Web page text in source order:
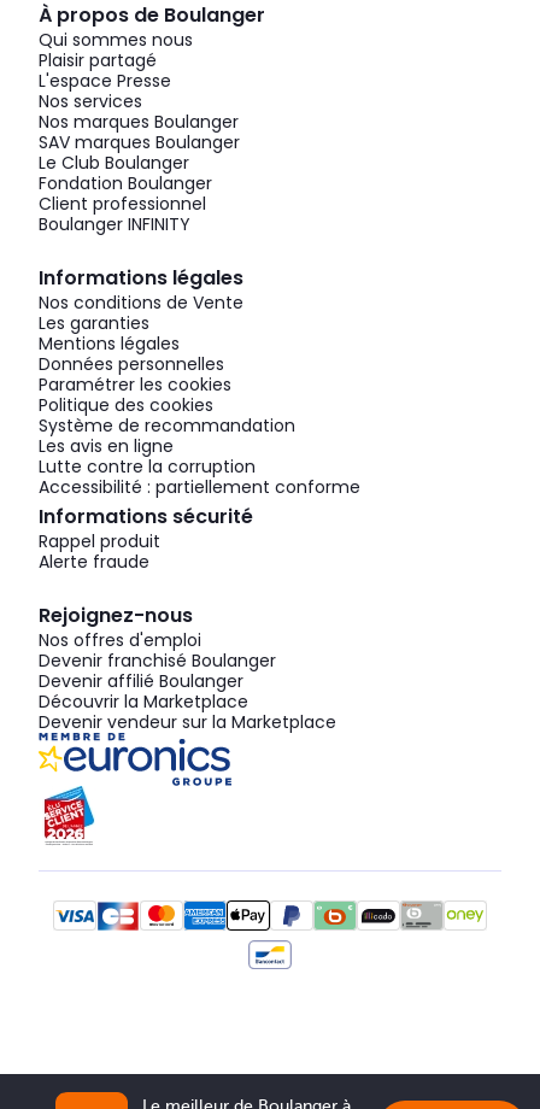
À propos de Boulanger
Qui sommes nous
Plaisir partagé
L'espace Presse
Nos services
Nos marques Boulanger
SAV marques Boulanger
Le Club Boulanger
Fondation Boulanger
Client professionnel
Boulanger INFINITY
Informations légales
Nos conditions de Vente
Les garanties
Mentions légales
Données personnelles
Paramétrer les cookies
Politique des cookies
Système de recommandation
Les avis en ligne
Lutte contre la corruption
Accessibilité : partiellement conforme
Informations sécurité
Rappel produit
Alerte fraude
Rejoignez-nous
Nos offres d'emploi
Devenir franchisé Boulanger
Devenir affilié Boulanger
Découvrir la Marketplace
Devenir vendeur sur la Marketplace
Le meilleur de Boulanger à